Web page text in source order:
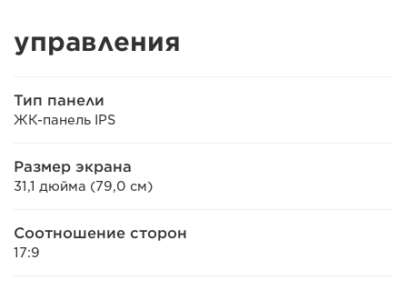
управления
Тип панели
ЖК-панель IPS
Размер экрана
31,1 дюйма (79,0 см)
Соотношение сторон
17:9